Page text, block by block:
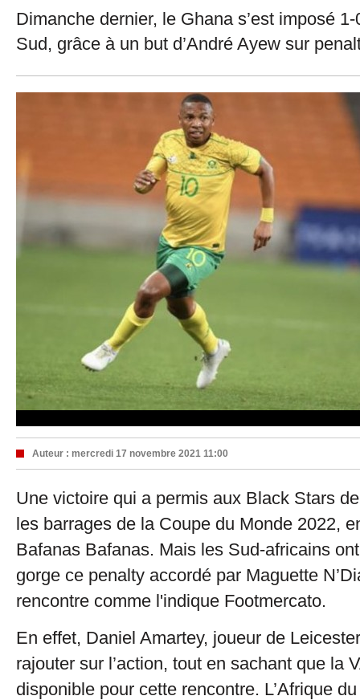
Dimanche dernier, le Ghana s’est imposé
Sud, grâce à un but d’André Ayew sur
Auteur : mercredi 17 novembre 2021 11:00
Une victoire qui a permis aux Black Stars
les barrages de la Coupe du Monde 2022,
Bafanas Bafanas. Mais les Sud-africains
gorge ce penalty accordé par Maguette
rencontre comme l'indique Footmercato.
En effet, Daniel Amartey, joueur de
rajouter sur l’action, tout en sachant que la
disponible pour cette rencontre. L’Afrique